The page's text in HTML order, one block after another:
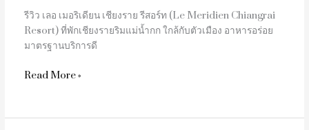
รีวิว เลอ เมอริเดียน เชียงราย รีสอร์ท (Le Meridien Chiangrai
Resort) ที่พักเชียงรายริมแม่น้ำกก ใกล้กับตัวเมือง อาหารอร่อย
มาตรฐานบริการดี
Read More »